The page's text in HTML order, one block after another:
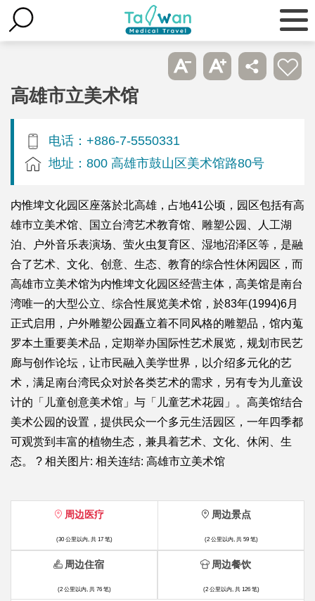
高雄市立美术馆
电话：+886-7-5550331
地址：800 高雄市鼓山区美术馆路80号
内惟埤文化园区座落於北高雄，占地41公顷，园区包括有高
雄巿立美术馆、国立台湾艺术教育馆、雕塑公园、人工湖
泊、户外音乐表演场、萤火虫复育区、湿地沼泽区等，是融
合了艺术、文化、创意、生态、教育的综合性休闲园区，而
高雄市立美术馆为内惟埤文化园区经营主体，高美馆是南台
湾唯一的大型公立、综合性展览美术馆，於83年(1994)6月
正式启用，户外雕塑公园矗立着不同风格的雕塑品，馆内蒐
罗本土重要美术品，定期举办国际性艺术展览，规划市民艺
廊与创作论坛，让市民融入美学世界，以介绍多元化的艺
术，满足南台湾民众对於各类艺术的需求，另有专为儿童设
计的「儿童创意美术馆」与「儿童艺术花园」。高美馆结合
美术公园的设置，提供民众一个多元生活园区，一年四季都
可观赏到丰富的植物生态，兼具着艺术、文化、休闲、生
态。 ? 相关图片: 相关连结: 高雄市立美术馆
周边医疗
(30 公里以内, 共 17 笔)
周边景点
(2 公里以内, 共 59 笔)
周边住宿
(2 公里以内, 共 76 笔)
周边餐饮
(2 公里以内, 共 126 笔)